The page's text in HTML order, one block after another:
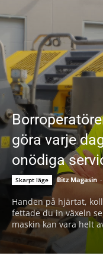
göra varje
onödiga
Skarpt läge Bitz Magasin -
Handen på hjärtat,
fettade du in växeln
maskin kan vara helt